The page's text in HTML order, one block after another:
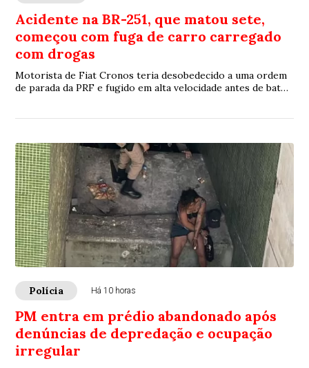
Acidente na BR-251, que matou sete,
começou com fuga de carro carregado
com drogas
Motorista de Fiat Cronos teria desobedecido a uma ordem
de parada da PRF e fugido em alta velocidade antes de bater
Polícia Há 10 horas
PM entra em prédio abandonado após
denúncias de depredação e ocupação
irregular